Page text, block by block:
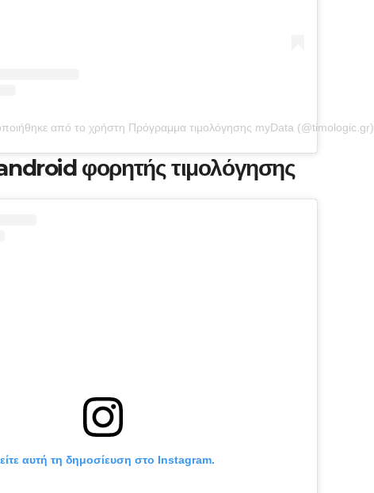
από το χρήστη Πρόγραμμα τιμολόγησης myData (@timologic.gr)
φορητής τιμολόγησης
αυτή τη δημοσίευση στο Instagram.